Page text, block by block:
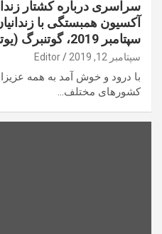
سراسری درباره کشتار
سپتامبر 2019، گوتنبرگ (یوتبوری)، سوئد
سپتامبر 12, 2019 Editor
با درود و خوش آمد به همه
کشورهای مختلف…